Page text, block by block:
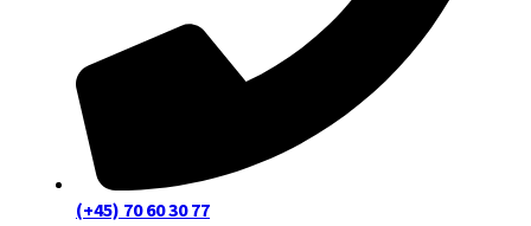
(+45) 70 60 30 77